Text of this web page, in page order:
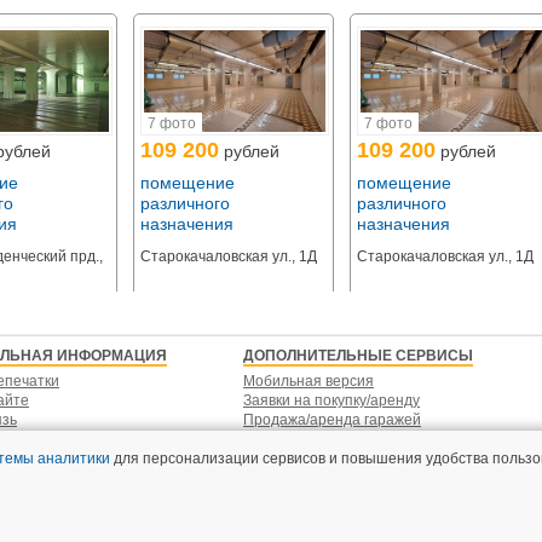
Высокий пешеходный и автомобильный траффик.
возможного клиентопотока:
детские сады;
для занятий спортом;
института, колледж архитектуры и дизайна;
(КуулКлевер, Перекресток, Гурмаркет, Вкусвилл, Ашан) в пределах
(проживания) !
прд.,
7 фото
109 200 рублей
помещение
различного
назначения
Старокачаловская ул., 1Д
7 фото
109 200 рублей
помещение
различного
назначения
Старокачаловская ул., 1Д
ИНФОРМАЦИЯ
ДОПОЛНИТЕЛЬНЫЕ СЕРВИСЫ
Мобильная версия
Заявки на покупку/аренду
Продажа/аренда гаражей
аналитики для персонализации сервисов и повышения удобства